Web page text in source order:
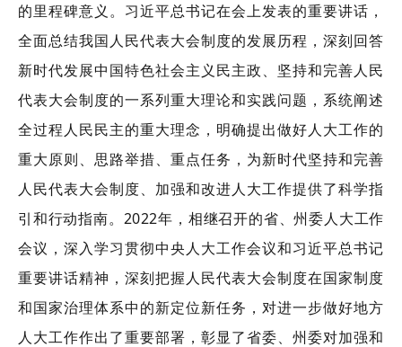
的里程碑意义。习近平总书记在会上发表的重要讲话，
全面总结我国人民代表大会制度的发展历程，深刻回答
新时代发展中国特色社会主义民主政、坚持和完善人民
代表大会制度的一系列重大理论和实践问题，系统阐述
全过程人民民主的重大理念，明确提出做好人大工作的
重大原则、思路举措、重点任务，为新时代坚持和完善
人民代表大会制度、加强和改进人大工作提供了科学指
引和行动指南。2022年，相继召开的省、州委人大工作
会议，深入学习贯彻中央人大工作会议和习近平总书记
重要讲话精神，深刻把握人民代表大会制度在国家制度
和国家治理体系中的新定位新任务，对进一步做好地方
人大工作作出了重要部署，彰显了省委、州委对加强和